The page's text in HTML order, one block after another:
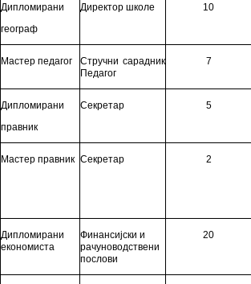
Дипломирани
географ
Директор школе 10
Мастер педагог Стручни сарадник
Педагог
7
Дипломирани
правник
Секретар 5
Мастер правник Секретар 2
Дипломирани
економиста
Финансијски и
рачуноводствени
послови
20